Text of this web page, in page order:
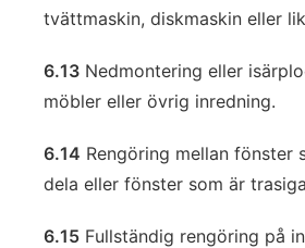
tvättmaskin, diskmaskin eller
6.13 Nedmontering eller
möbler eller övrig inredning.
6.14 Rengöring mellan fönster
dela eller fönster som är
6.15 Fullständig rengöring på